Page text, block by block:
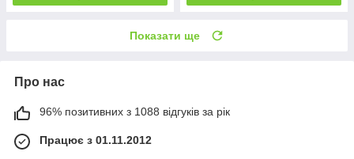
Показати ще
Про нас
96% позитивних з 1088 відгуків за рік
Працює з 01.11.2012